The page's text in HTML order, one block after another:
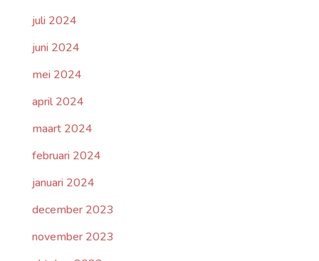
juli 2024
juni 2024
mei 2024
april 2024
maart 2024
februari 2024
januari 2024
december 2023
november 2023